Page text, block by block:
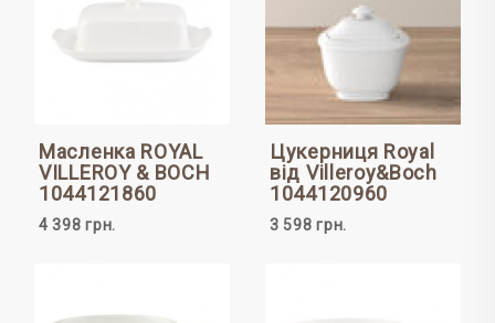
Масленка ROYAL
VILLEROY & BOCH
1044121860
4 398 грн.
Цукерниця Royal
від Villeroy&Boch
1044120960
3 598 грн.